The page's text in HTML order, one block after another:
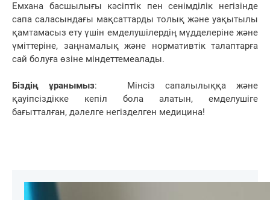
Емхана басшылығы кәсіптік пен сенімділік негізінде
сапа саласындағы мақсаттарды толық және уақытылы
қамтамасыз ету үшін емделушілердің мүдделеріне және
үміттеріне, заңнамалық және нормативтік талаптарға
сай болуға өзіне міндеттемеалады.
Біздің ұранымыз: Мінсіз сапалылыққа және
қауіпсіздікке кепіл бола алатын, емделушіге
бағытталған, дәлелге негізделген медицина!